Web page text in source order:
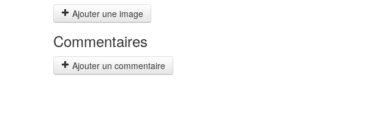
Ajouter une image
Commentaires
Ajouter un commentaire